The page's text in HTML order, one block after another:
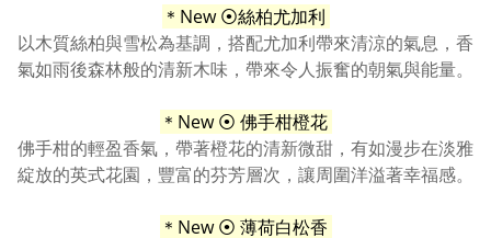
＊ New ⦿絲柏尤加利
以木質絲柏與雪松為基調，搭配尤加利帶來清涼的氣息，香
氣如雨後森林般的清新木味，帶來令人振奮的朝氣與能量。
＊ New ⦿ 佛手柑橙花
佛手柑的輕盈香氣，帶著橙花的清新微甜，有如漫步在淡雅
綻放的英式花園，豐富的芬芳層次，讓周圍洋溢著幸福感。
＊ New ⦿ 薄荷白松香